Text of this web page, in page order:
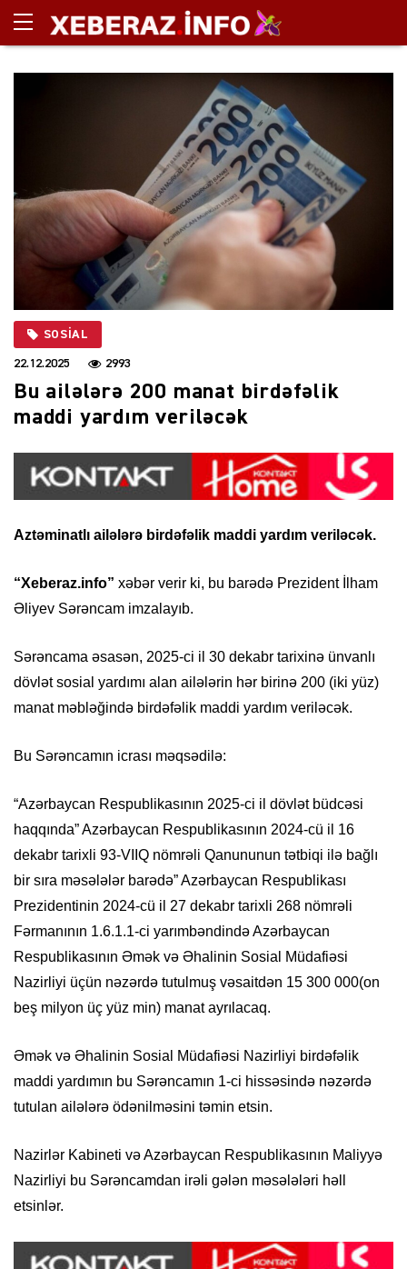
SOSIAL
22.12.2025 2993
Bu ailələrə 200 manat birdəfəlik
maddi yardım veriləcək
Aztəminatlı ailələrə birdəfəlik maddi yardım veriləcək.
“Xeberaz.info” xəbər verir ki, bu barədə Prezident İlham
Əliyev Sərəncam imzalayıb.
Sərəncama əsasən, 2025-ci il 30 dekabr tarixinə ünvanlı
dövlət sosial yardımı alan ailələrin hər birinə 200 (iki yüz)
manat məbləğində birdəfəlik maddi yardım veriləcək.
Bu Sərəncamın icrası məqsədilə:
“Azərbaycan Respublikasının 2025-ci il dövlət büdcəsi
haqqında” Azərbaycan Respublikasının 2024-cü il 16
dekabr tarixli 93-VIIQ nömrəli Qanununun tətbiqi ilə bağlı
bir sıra məsələlər barədə” Azərbaycan Respublikası
Prezidentinin 2024-cü il 27 dekabr tarixli 268 nömrəli
Fərmanının 1.6.1.1-ci yarımbəndində Azərbaycan
Respublikasının Əmək və Əhalinin Sosial Müdafiəsi
Nazirliyi üçün nəzərdə tutulmuş vəsaitdən 15 300 000(on
beş milyon üç yüz min) manat ayrılacaq.
Əmək və Əhalinin Sosial Müdafiəsi Nazirliyi birdəfəlik
maddi yardımın bu Sərəncamın 1-ci hissəsində nəzərdə
tutulan ailələrə ödənilməsini təmin etsin.
Nazirlər Kabineti və Azərbaycan Respublikasının Maliyyə
Nazirliyi bu Sərəncamdan irəli gələn məsələləri həll
etsinlər.